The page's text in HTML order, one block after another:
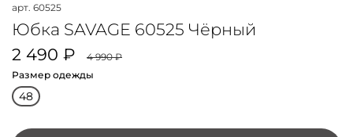
арт. 60525
Юбка SAVAGE 60525 Чёрный
2 490 ₽
4 990 ₽
Размер одежды
48